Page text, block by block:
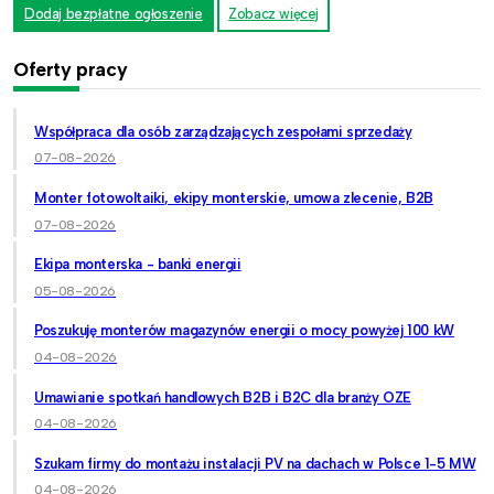
Dodaj bezpłatne ogłoszenie Zobacz więcej
Oferty pracy
Współpraca dla osób zarządzających zespołami sprzedaży
07-08-2026
Monter fotowoltaiki, ekipy monterskie, umowa zlecenie, B2B
07-08-2026
Ekipa monterska - banki energii
05-08-2026
Poszukuję monterów magazynów energii o mocy powyżej 100 kW
04-08-2026
Umawianie spotkań handlowych B2B i B2C dla branży OZE
04-08-2026
Szukam firmy do montażu instalacji PV na dachach w Polsce 1-5 MW
04-08-2026